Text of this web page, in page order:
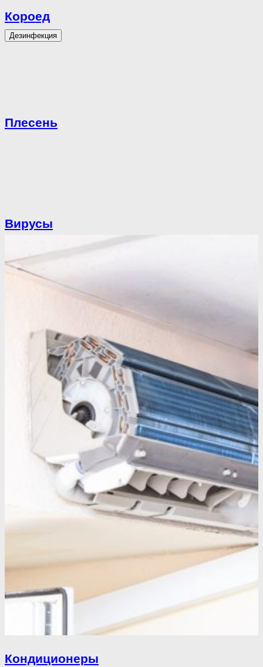
Короед
Дезинфекция
Плесень
Вирусы
Кондиционеры